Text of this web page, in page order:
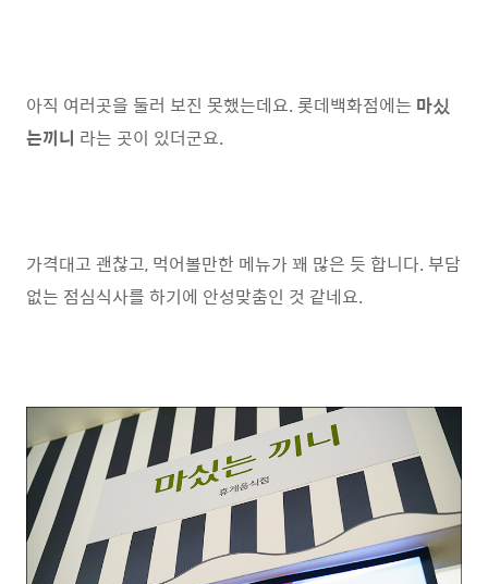
아직 여러곳을 둘러 보진 못했는데요. 롯데백화점에는 마싰
는끼니 라는 곳이 있더군요.
가격대고 괜찮고, 먹어볼만한 메뉴가 꽤 많은 듯 합니다. 부담
없는 점심식사를 하기에 안성맞춤인 것 같네요.